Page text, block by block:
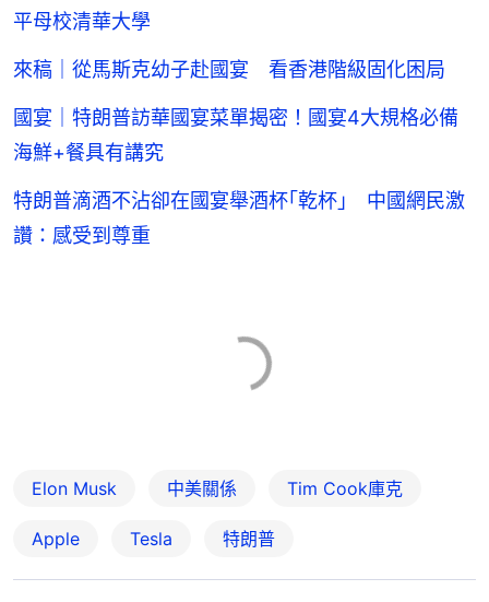
平母校清華大學
來稿｜從馬斯克幼子赴國宴 看香港階級固化困局
國宴｜特朗普訪華國宴菜單揭密！國宴4大規格必備
海鮮+餐具有講究
特朗普滴酒不沾卻在國宴舉酒杯｢乾杯｣ 中國網民激
讚：感受到尊重
Elon Musk 中美關係 Tim Cook庫克
Apple Tesla 特朗普